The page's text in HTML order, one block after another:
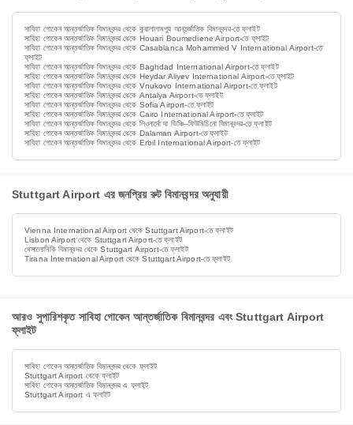
সাবিহা গোকেন আন্তর্জাতিক বিমানবন্দর থেকে কুয়ালালামপুর আন্তর্জাতিক বিমানবন্দর-তে ফ্লাইট
সাবিহা গোকেন আন্তর্জাতিক বিমানবন্দর থেকে Houari Boumediene Airport-তে ফ্লাইট
সাবিহা গোকেন আন্তর্জাতিক বিমানবন্দর থেকে Casablanca Mohammed V International Airport-তে
ফ্লাইট
সাবিহা গোকেন আন্তর্জাতিক বিমানবন্দর থেকে Baghdad International Airport-তে ফ্লাইট
সাবিহা গোকেন আন্তর্জাতিক বিমানবন্দর থেকে Heydar Aliyev International Airport-তে ফ্লাইট
সাবিহা গোকেন আন্তর্জাতিক বিমানবন্দর থেকে Vnukovo International Airport-তে ফ্লাইট
সাবিহা গোকেন আন্তর্জাতিক বিমানবন্দর থেকে Antalya Airport-তে ফ্লাইট
সাবিহা গোকেন আন্তর্জাতিক বিমানবন্দর থেকে Sofia Airport-তে ফ্লাইট
সাবিহা গোকেন আন্তর্জাতিক বিমানবন্দর থেকে Cairo International Airport-তে ফ্লাইট
সাবিহা গোকেন আন্তর্জাতিক বিমানবন্দর থেকে লিওনার্দো দা ভিঞ্চি–ফিউমিচিনো বিমানবন্দর-তে ফ্লাইট
সাবিহা গোকেন আন্তর্জাতিক বিমানবন্দর থেকে Dalaman Airport-তে ফ্লাইট
সাবিহা গোকেন আন্তর্জাতিক বিমানবন্দর থেকে Erbil International Airport-তে ফ্লাইট
Stuttgart Airport এর জনপ্রিয় রুট বিমানবন্দর অনুযায়ী
Vienna International Airport থেকে Stuttgart Airport-তে ফ্লাইট
Lisbon Airport থেকে Stuttgart Airport-তে ফ্লাইট
থেসালোনিকি বিমানবন্দর থেকে Stuttgart Airport-তে ফ্লাইট
Tirana International Airport থেকে Stuttgart Airport-তে ফ্লাইট
আরও সুপারিশকৃত সাবিহা গোকেন আন্তর্জাতিক বিমানবন্দর এবং Stuttgart Airport
ফ্লাইট
সাবিহা গোকেন আন্তর্জাতিক বিমানবন্দর থেকে ফ্লাইট
Stuttgart Airport থেকে ফ্লাইট
সাবিহা গোকেন আন্তর্জাতিক বিমানবন্দর এ ফ্লাইট
Stuttgart Airport এ ফ্লাইট